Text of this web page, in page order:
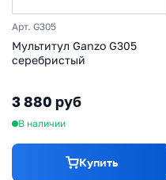
Арт. G305
Мультитул Ganzo G305
серебристый
3 880 руб
В наличии
Купить